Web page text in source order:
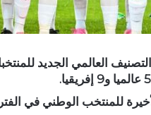
التصنيف العالمي الجديد
للمنتخب الوطني في